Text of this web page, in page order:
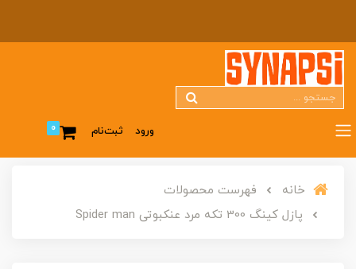
ورود ثبت‌نام 0
خانه
فهرست محصولات
پازل کینگ 300 تکه مرد عنکبوتی Spider man